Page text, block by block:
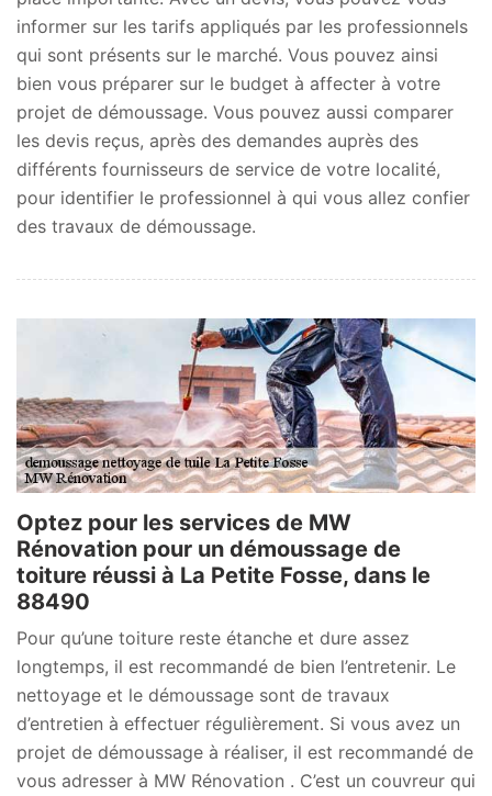
informer sur les tarifs appliqués par les professionnels
qui sont présents sur le marché. Vous pouvez ainsi
bien vous préparer sur le budget à affecter à votre
projet de démoussage. Vous pouvez aussi comparer
les devis reçus, après des demandes auprès des
différents fournisseurs de service de votre localité,
pour identifier le professionnel à qui vous allez confier
des travaux de démoussage.
Optez pour les services de MW
Rénovation pour un démoussage de
toiture réussi à La Petite Fosse, dans le
88490
Pour qu’une toiture reste étanche et dure assez
longtemps, il est recommandé de bien l’entretenir. Le
nettoyage et le démoussage sont de travaux
d’entretien à effectuer régulièrement. Si vous avez un
projet de démoussage à réaliser, il est recommandé de
vous adresser à MW Rénovation . C’est un couvreur qui